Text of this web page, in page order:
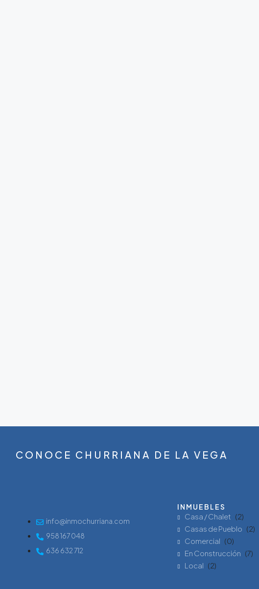
CONOCE CHURRIANA DE LA VEGA
info@inmochurriana.com
958 167 048
636 632 712
INMUEBLES
Casa / Chalet (2)
Casas de Pueblo (2)
Comercial (0)
En Construcción (7)
Local (2)